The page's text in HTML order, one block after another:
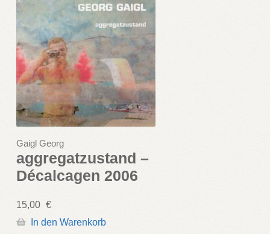
Gaigl Georg
aggregatzustand –
Décalcagen 2006
15,00 €
In den Warenkorb